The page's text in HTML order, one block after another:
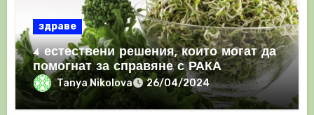
здраве
4 естествени решения, които могат да
помогнат за справяне с РАКА
Tanya Nikolova 26/04/2024